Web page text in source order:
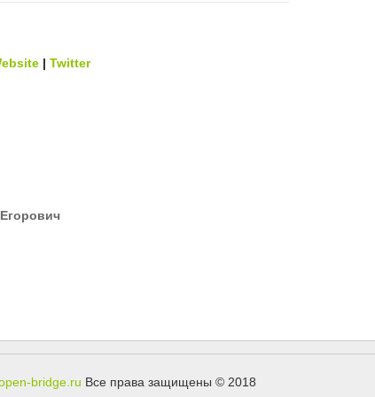
|Twitter
bridge.ru Все права защищены © 2018